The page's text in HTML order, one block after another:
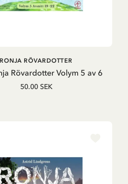
LÄGG I VARUKORG
Rövardotter Volym 5 av 6
RONJA RÖVARDOTTER
50.00 SEK